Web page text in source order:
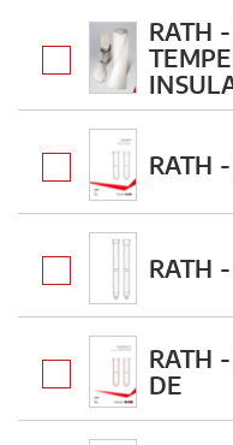
RATH
RATH
RATH
RATH
DE